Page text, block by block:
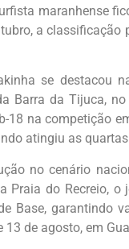
maranhense
a classificação
se destacou
Barra da Tijuca,
18 na competição
atingiu as
no cenário
Praia do Recreio,
Base, garantindo
de agosto, em